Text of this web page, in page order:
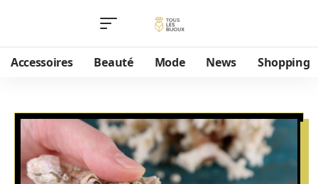
Accessoires Beauté Mode News Shopping